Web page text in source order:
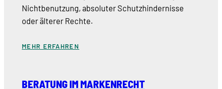
Nichtbenutzung, absoluter Schutzhindernisse
oder älterer Rechte.
MEHR ERFAHREN
BERATUNG IM MARKENRECHT